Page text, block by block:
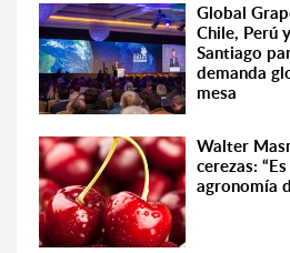
Global
Chile, Perú
Santiago
demanda
mesa
Walter
cerezas:
agronomía